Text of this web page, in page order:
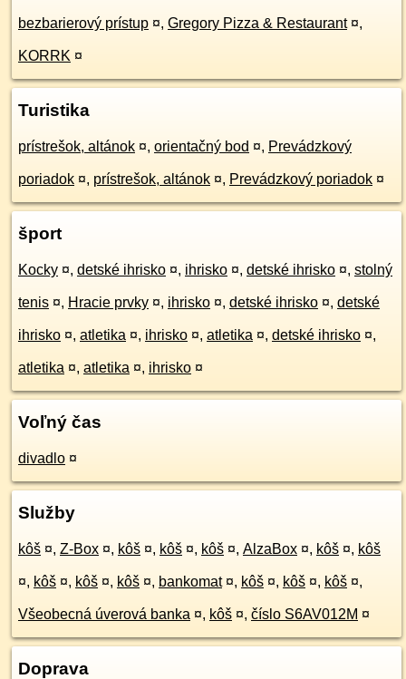
bezbarierový prístup ¤, Gregory Pizza & Restaurant ¤,
KORRK ¤
Turistika
prístrešok, altánok ¤, orientačný bod ¤, Prevádzkový
poriadok ¤, prístrešok, altánok ¤, Prevádzkový poriadok ¤
šport
Kocky ¤, detské ihrisko ¤, ihrisko ¤, detské ihrisko ¤, stolný
tenis ¤, Hracie prvky ¤, ihrisko ¤, detské ihrisko ¤, detské
ihrisko ¤, atletika ¤, ihrisko ¤, atletika ¤, detské ihrisko ¤,
atletika ¤, atletika ¤, ihrisko ¤
Voľný čas
divadlo ¤
Služby
kôš ¤, Z-Box ¤, kôš ¤, kôš ¤, kôš ¤, AlzaBox ¤, kôš ¤, kôš
¤, kôš ¤, kôš ¤, kôš ¤, bankomat ¤, kôš ¤, kôš ¤, kôš ¤,
Všeobecná úverová banka ¤, kôš ¤, číslo S6AV012M ¤
Doprava